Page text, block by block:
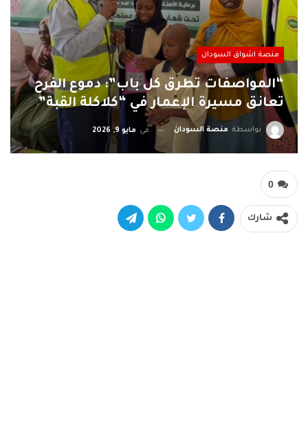
منصة اشواق السودان
“المواصفات تطرق كل باب”: دموع الفرح
تعانق مسيرة الإعمار في “كلاكلة القبة”
بواسطة منصة السودان في مايو 9, 2026
0
شارك